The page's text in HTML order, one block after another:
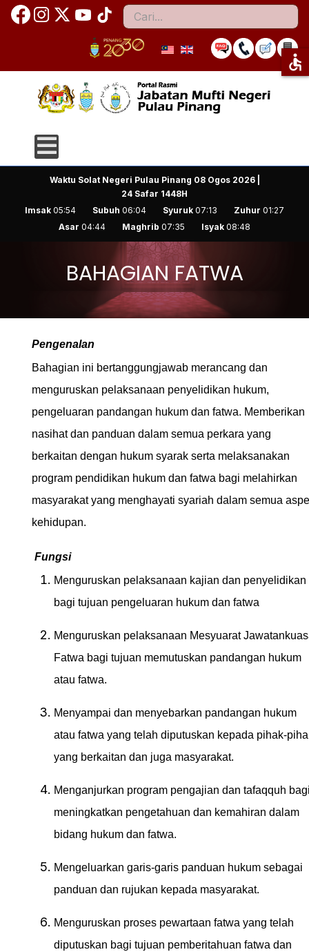
Cari
Waktu Solat Negeri Pulau Pinang 08 Ogos 2026 |
24 Safar 1448H
Imsak 05:54 Subuh 06:04 Syuruk 07:13 Zuhur 01:27
Asar 04:44 Maghrib 07:35 Isyak 08:48
BAHAGIAN FATWA
Pengenalan
Bahagian ini bertanggungjawab merancang dan
menguruskan pelaksanaan penyelidikan hukum,
pengeluaran pandangan hukum dan fatwa. Memberikan
nasihat dan panduan dalam semua perkara yang
berkaitan dengan hukum syarak serta melaksanakan
program pendidikan hukum dan fatwa bagi melahirkan
masyarakat yang menghayati syariah dalam semua
kehidupan.
Fungsi
Menguruskan pelaksanaan kajian dan penyelidikan
bagi tujuan pengeluaran hukum dan fatwa
Menguruskan pelaksanaan Mesyuarat
Fatwa bagi tujuan memutuskan pandangan hukum
atau fatwa.
Menyampai dan menyebarkan pandangan hukum
atau fatwa yang telah diputuskan kepada pihak-
yang berkaitan dan juga masyarakat.
Menganjurkan program pengajian dan tafaqquh
meningkatkan pengetahuan dan kemahiran dalam
bidang hukum dan fatwa.
Mengeluarkan garis-garis panduan hukum sebagai
panduan dan rujukan kepada masyarakat.
Menguruskan proses pewartaan fatwa yang telah
diputuskan bagi tujuan pemberitahuan fatwa dan
accessible